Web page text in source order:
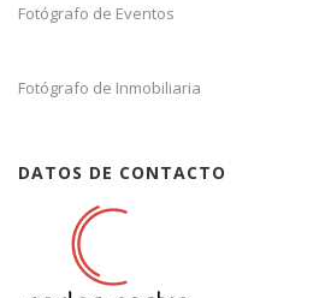
Fotógrafo de Eventos
Fotógrafo de Inmobiliaria
DATOS DE CONTACTO